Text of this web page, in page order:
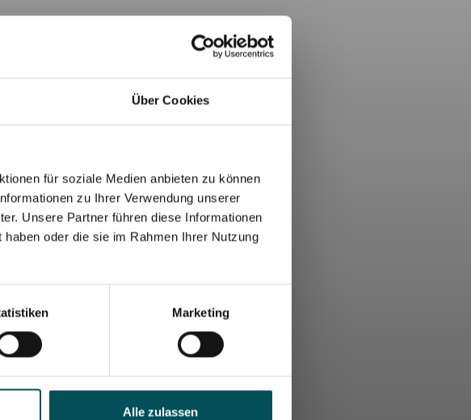
Über Cookies
für soziale Medien anbieten zu können
zu Ihrer Verwendung unserer
Unsere Partner führen diese Informationen
oder die sie im Rahmen Ihrer Nutzung
Marketing
Alle zulassen